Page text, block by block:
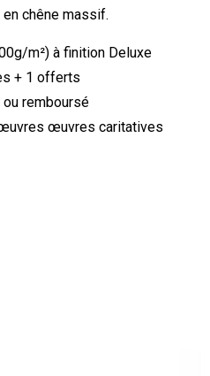
chêne massif.
m²) à finition Deluxe
+ 1 offerts
remboursé
œuvres caritatives